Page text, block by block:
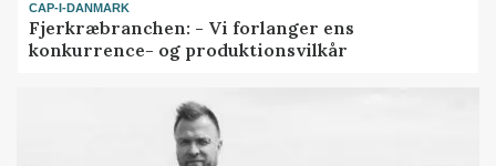
CAP-I-DANMARK
Fjerkræbranchen: - Vi forlanger ens
konkurrence- og produktionsvilkår